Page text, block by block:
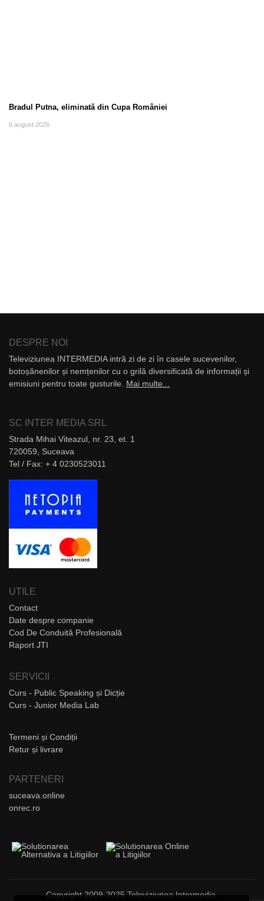
Bradul Putna, eliminată din Cupa României
6 august 2026
DESPRE NOI
Televiziunea INTERMEDIA intră zi de zi în casele sucevenilor,
botoșănenilor și nemțenilor cu o grilă diversificată de informații și
emisiuni pentru toate gusturile. Mai multe...
SC INTER MEDIA SRL
Strada Mihai Viteazul, nr. 23, et. 1
720059, Suceava
Tel / Fax: + 4 0230523011
UTILE
Contact
Date despre companie
Cod De Conduită Profesională
Raport JTI
SERVICII
Curs - Public Speaking și Dicție
Curs - Junior Media Lab
Termeni și Condiții
Retur și livrare
PARTENERI
suceava.online
onrec.ro
Copyright 2009-2025 Televiziunea Intermedia.